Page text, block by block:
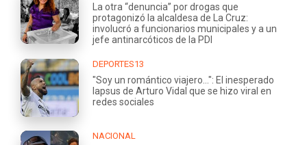
La otra “denuncia” por drogas que
protagonizó la alcaldesa de La Cruz:
involucró a funcionarios municipales y a un
jefe antinarcóticos de la PDI
DEPORTES13
"Soy un romántico viajero...": El inesperado
lapsus de Arturo Vidal que se hizo viral en
redes sociales
NACIONAL